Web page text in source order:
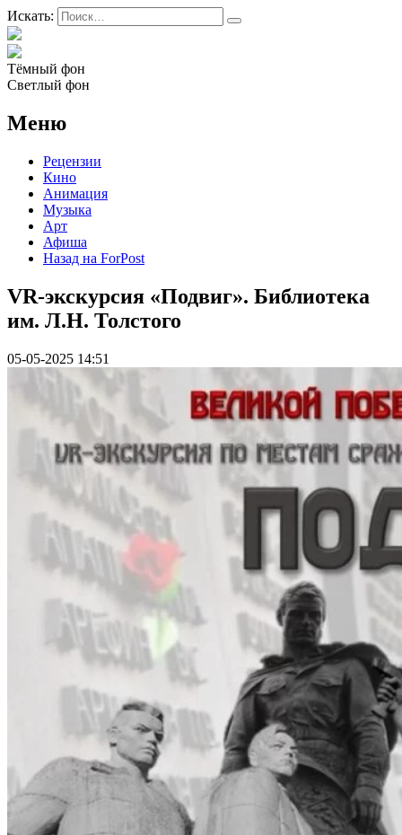
Искать:
Тёмный фон
Светлый фон
Меню
Рецензии
Кино
Анимация
Музыка
Арт
Афиша
Назад на ForPost
VR-экскурсия «Подвиг». Библиотека
им. Л.Н. Толстого
05-05-2025 14:51